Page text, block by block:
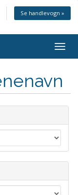
Se handlevogn »
Bytt